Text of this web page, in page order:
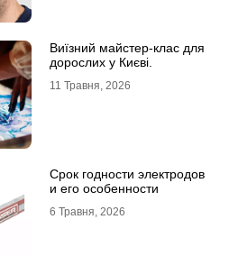
Виїзний майстер-клас для
дорослих у Києві.
11 Травня, 2026
Срок годности электродов
и его особенности
6 Травня, 2026